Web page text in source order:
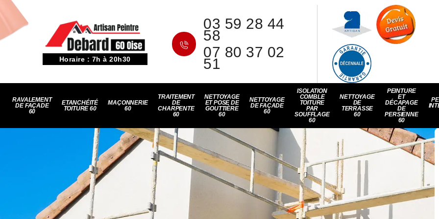
Horaire : 7h à 20h30
03 59 28 44
58
07 80 37 02
51
RAVALEMENT
DE FAÇADE
60
ETANCHÉITÉ
TOITURE 60
MAÇONNERIE
60
TRAITEMENT
DE
CHARPENTE
60
NETTOYAGE
ET POSE DE
GOUTTIÈRE
60
NETTOYAGE
DE FAÇADE
60
ISOLATION
COMBLE
TOITURE
PAR
SOUFFLAGE
60
NETTOYAGE
DE
TERRASSE
60
PEINTURE
ET
DÉCAPAGE
DE
PERSIENNE
60